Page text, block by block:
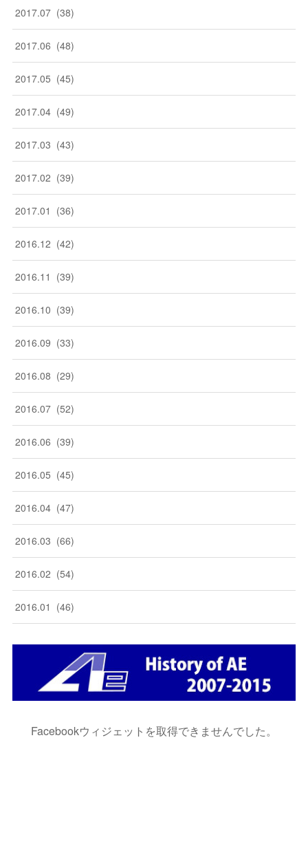
2017.07 (38)
2017.06 (48)
2017.05 (45)
2017.04 (49)
2017.03 (43)
2017.02 (39)
2017.01 (36)
2016.12 (42)
2016.11 (39)
2016.10 (39)
2016.09 (33)
2016.08 (29)
2016.07 (52)
2016.06 (39)
2016.05 (45)
2016.04 (47)
2016.03 (66)
2016.02 (54)
2016.01 (46)
Facebookウィジェットを取得できませんでした。